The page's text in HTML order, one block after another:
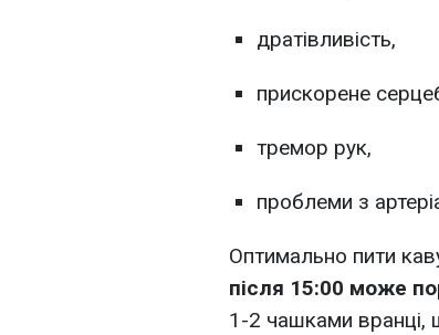
дратівливість,
прискорене
тремор рук,
проблеми з
Оптимально пити
після 15:00 може
1-2 чашками вранці,